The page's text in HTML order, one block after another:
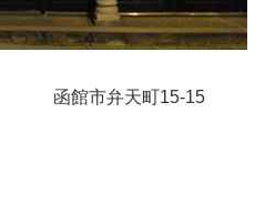
函館市弁天町15-15